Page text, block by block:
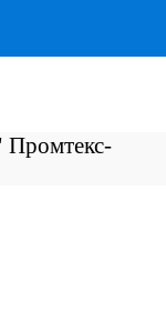
Промтекс-